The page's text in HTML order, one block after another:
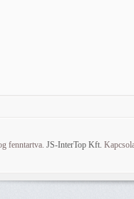
fenntartva. JS-InterTop Kft.